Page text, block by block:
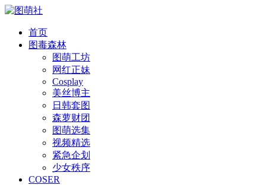
首页
图毒森林
图萌工坊
网红正妹
Cosplay
美丝博主
日韩套图
森萝财团
图萌选集
视频精选
紧急企划
少女秩序
COSER